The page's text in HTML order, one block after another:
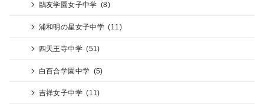
鷗友学園女子中学 (8)
浦和明の星女子中学 (11)
四天王寺中学 (51)
白百合学園中学 (5)
吉祥女子中学 (11)